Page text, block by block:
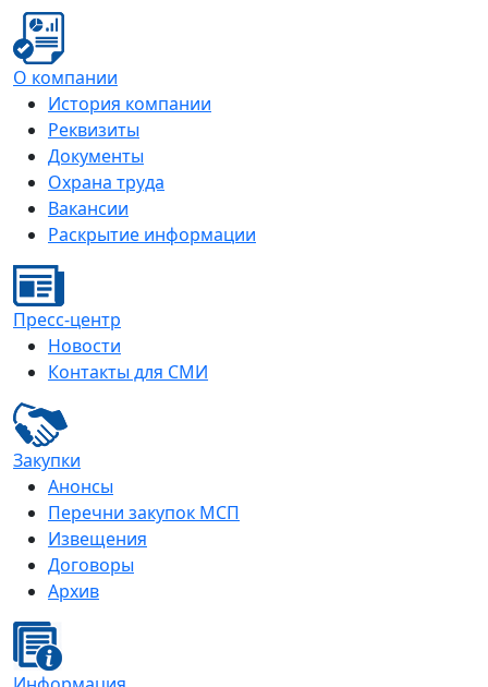
О компании
История компании
Реквизиты
Документы
Охрана труда
Вакансии
Раскрытие информации
Пресс-центр
Новости
Контакты для СМИ
Закупки
Анонсы
Перечни закупок МСП
Извещения
Договоры
Архив